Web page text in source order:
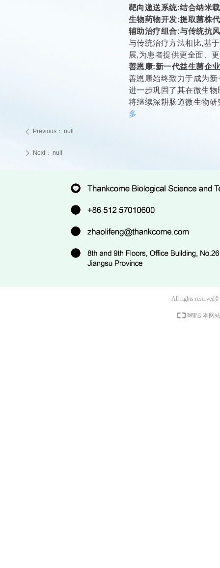
靶向递送系统:结合纳米
生物药物开发:提取菌株
辅助治疗组合:与传统抗
与传统治疗方法相比,基
展,为患者提供更全面、
善恩康:新一代益生菌企
善恩康始终致力于成为
进一步巩固了其在微生
将继续深耕肠道微生物
多
ꄴ Previous： null
ꄲ Next： null
All rights reserved©
本网